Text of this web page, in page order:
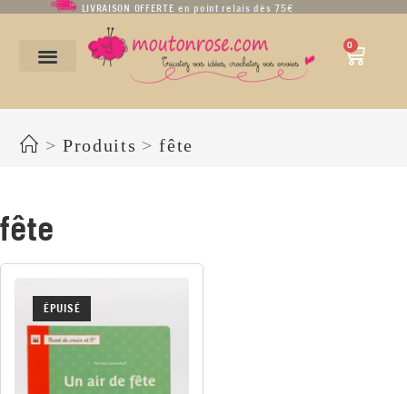
LIVRAISON OFFERTE en point relais dès 75€
0
> Produits > fête
fête
ÉPUISÉ